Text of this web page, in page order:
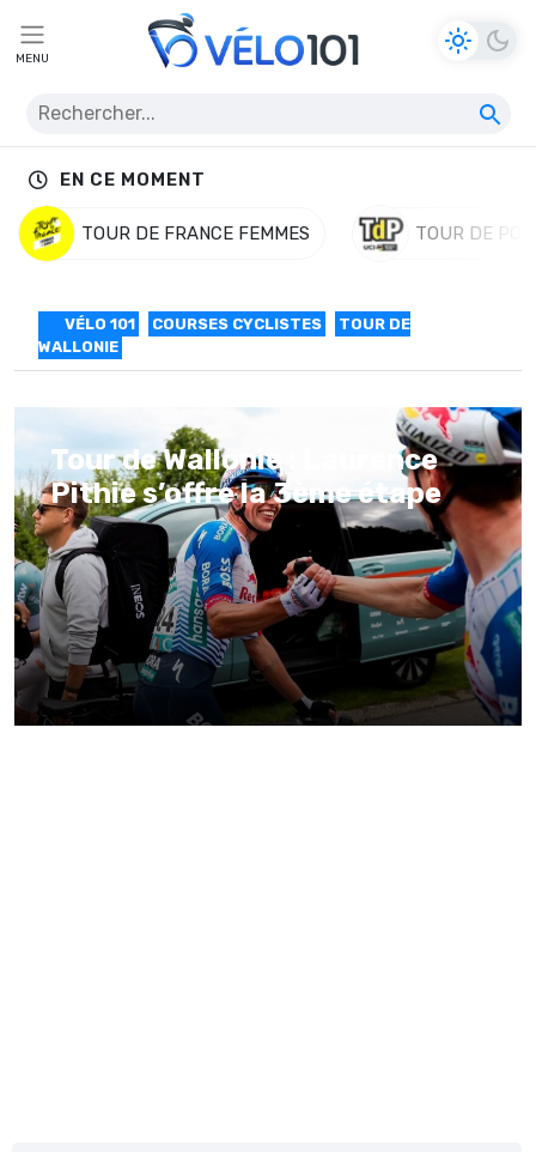
MENU
EN CE MOMENT
TOUR DE FRANCE FEMMES TOUR DE
VÉLO 101 COURSES CYCLISTES
TOUR DE
WALLONIE
Tour de Wallonie : Laurence
Pithie s’offre la 3ème étape